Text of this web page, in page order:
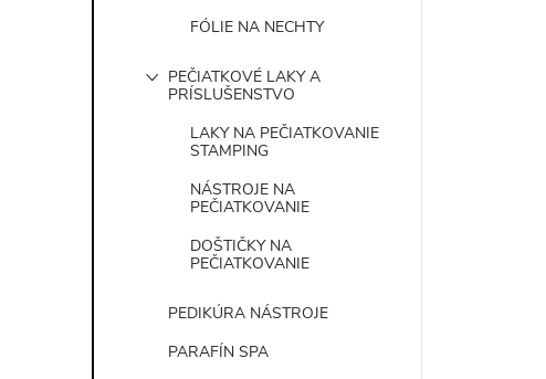
FÓLIE NA NECHTY
PEČIATKOVÉ LAKY A
PRÍSLUŠENSTVO
LAKY NA PEČIATKOVANIE
STAMPING
NÁSTROJE NA
PEČIATKOVANIE
DOŠTIČKY NA
PEČIATKOVANIE
PEDIKÚRA NÁSTROJE
PARAFÍN SPA